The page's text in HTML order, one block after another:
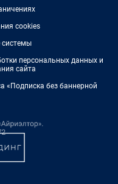
cookies
системы
персональных данных и
сайта
«Подписка без баннерной